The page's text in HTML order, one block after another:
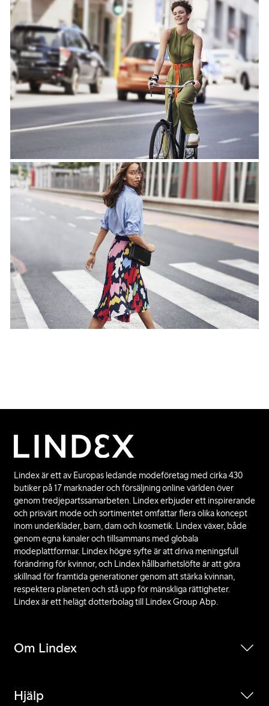
Lindex är ett av Europas ledande modeföretag med cirka 430
butiker på 17 marknader och försäljning online världen över
genom tredjepartssamarbeten. Lindex erbjuder ett inspirerande
och prisvärt mode och sortimentet omfattar flera olika koncept
inom underkläder, barn, dam och kosmetik. Lindex växer, både
genom egna kanaler och tillsammans med globala
modeplattformar. Lindex högre syfte är att driva meningsfull
förändring för kvinnor, och Lindex hållbarhetslöfte är att göra
skillnad för framtida generationer genom att stärka kvinnan,
respektera planeten och stå upp för mänskliga rättigheter.
Lindex är ett helägt dotterbolag till Lindex Group Abp.
Om Lindex
Hjälp